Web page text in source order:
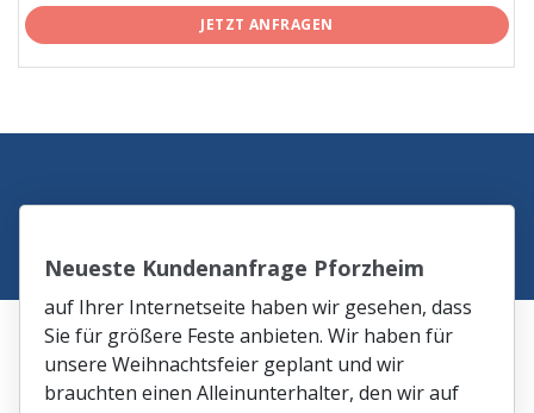
JETZT ANFRAGEN
Neueste Kundenanfrage Pforzheim
auf Ihrer Internetseite haben wir gesehen, dass
Sie für größere Feste anbieten. Wir haben für
unsere Weihnachtsfeier geplant und wir
brauchten einen Alleinunterhalter, den wir auf